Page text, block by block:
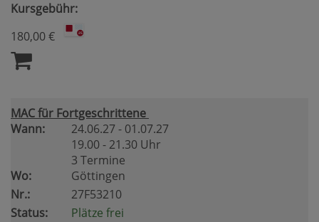
Kursgebühr:
180,00 €
MAC für Fortgeschrittene
Wann:
24.06.27 - 01.07.27
19.00 - 21.30 Uhr
3 Termine
Wo:
Göttingen
Nr.:
27F53210
Status:
Plätze frei